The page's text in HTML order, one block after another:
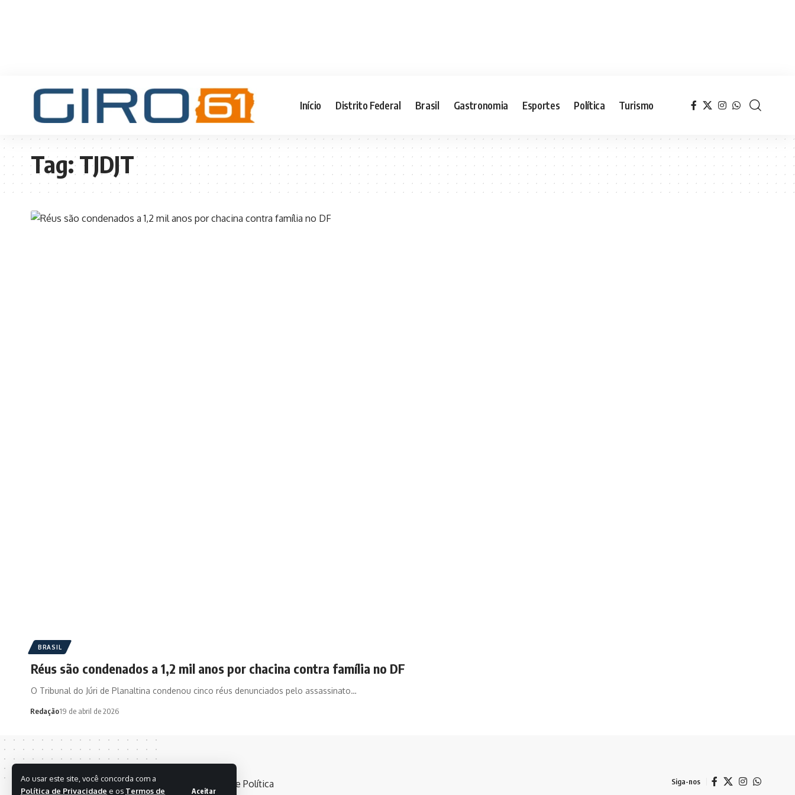
Ao usar este site, você concorda com a
Política de Privacidade e os Termos de Aceitar
Início Distrito Federal Brasil Gastronomia Esportes Política Turismo
Tag:TJDJT
BRASIL
Réus são condenados a 1,2 mil anos por chacina contra família no DF
O Tribunal do Júri de Planaltina condenou cinco réus denunciados pelo assassinato…
Redação19 de abril de 2026
Siga-nos